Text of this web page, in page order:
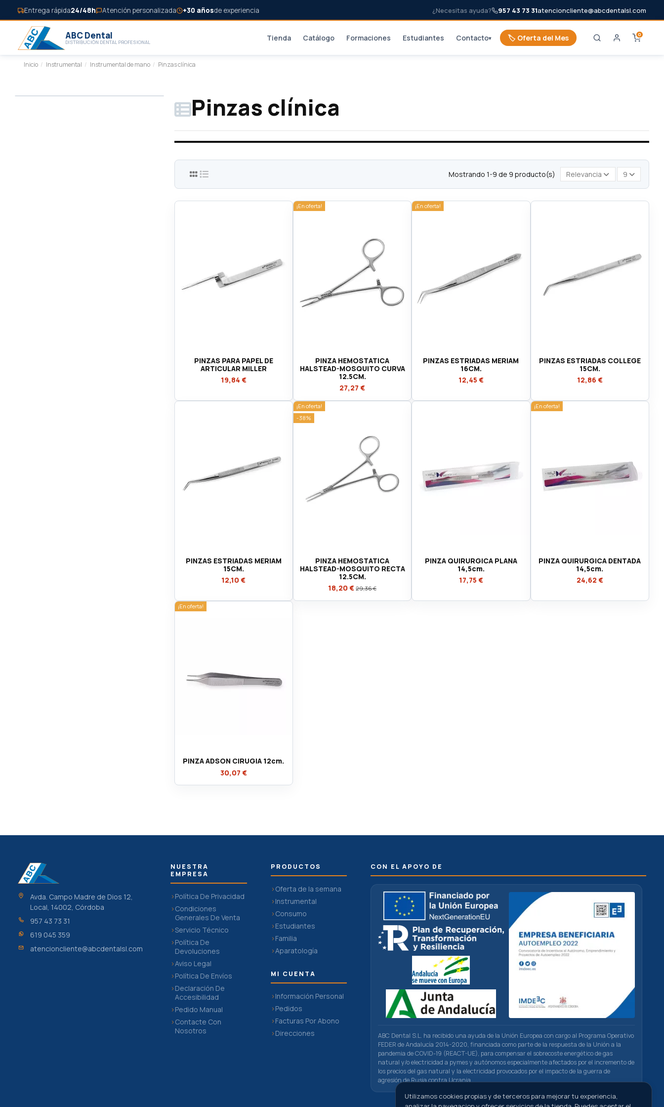
Entrega rápida24/48h Atención personalizada +30 añosde experiencia ¿Necesitas ayuda? 957 43 73 31atencioncliente@abcdentalsl.com
ABC Dental
DISTRIBUCIÓN DENTAL PROFESIONAL Tienda Catálogo Formaciones Estudiantes Contacto▾ 🏷️ Oferta del Mes 0
Inicio Instrumental Instrumental de mano Pinzas clínica
Pinzas clínica
Mostrando 1-9 de 9 producto(s) Relevancia 9
PINZAS PARA PAPEL DE
ARTICULAR MILLER
19,84 €
¡En oferta!
PINZA HEMOSTATICA
HALSTEAD-MOSQUITO CURVA
12.5CM.
27,27 €
¡En oferta!
PINZAS ESTRIADAS MERIAM
16CM.
12,45 €
PINZAS ESTRIADAS COLLEGE
15CM.
12,86 €
PINZAS ESTRIADAS MERIAM
15CM.
12,10 €
¡En oferta!
-38%
PINZA HEMOSTATICA
HALSTEAD-MOSQUITO RECTA
12.5CM.
18,20 €29,36 €
PINZA QUIRURGICA PLANA
14,5cm.
17,75 €
¡En oferta!
PINZA QUIRURGICA DENTADA
14,5cm.
24,62 €
¡En oferta!
PINZA ADSON CIRUGIA 12cm.
30,07 €
Avda. Campo Madre de Dios 12,
Local, 14002, Córdoba
957 43 73 31
619 045 359
atencioncliente@abcdentalsl.com
NUESTRA
EMPRESA
Política De Privacidad
Condiciones
Generales De Venta
Servicio Técnico
Política De
Devoluciones
Aviso Legal
Política De Envíos
Declaración De
Accesibilidad
Pedido Manual
Contacte Con
Nosotros
PRODUCTOS
Oferta de la semana
Instrumental
Consumo
Estudiantes
Familia
Aparatología
MI CUENTA
Información Personal
Pedidos
Facturas Por Abono
Direcciones
CON EL APOYO DE
ABC Dental S.L. ha recibido una ayuda de la Unión Europea con cargo al Programa Operativo
FEDER de Andalucía 2014-2020, financiada como parte de la respuesta de la Unión a la
pandemia de COVID-19 (REACT-UE), para compensar el sobrecoste energético de gas
natural y/o electricidad a pymes y autónomos especialmente afectados por el incremento de
los precios del gas natural y la electricidad provocados por el impacto de la guerra de
agresión de Rusia contra Ucrania.
Utilizamos cookies propias y de terceros para mejorar tu experiencia,